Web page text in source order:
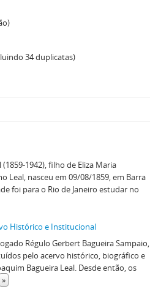
34 duplicatas)
1942), filho de Eliza Maria
Leal, nasceu em 09/08/1859, em Barra
foi para o Rio de Janeiro estudar no
Histórico e Institucional
Régulo Gerbert Bagueira Sampaio,
pelo acervo histórico, biográfico e
Bagueira Leal. Desde então, os
»